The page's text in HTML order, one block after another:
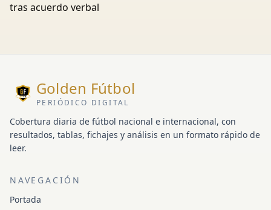
tras acuerdo verbal
Golden Fútbol
PERIÓDICO DIGITAL
Cobertura diaria de fútbol nacional e internacional, con
resultados, tablas, fichajes y análisis en un formato rápido de
leer.
NAVEGACIÓN
Portada